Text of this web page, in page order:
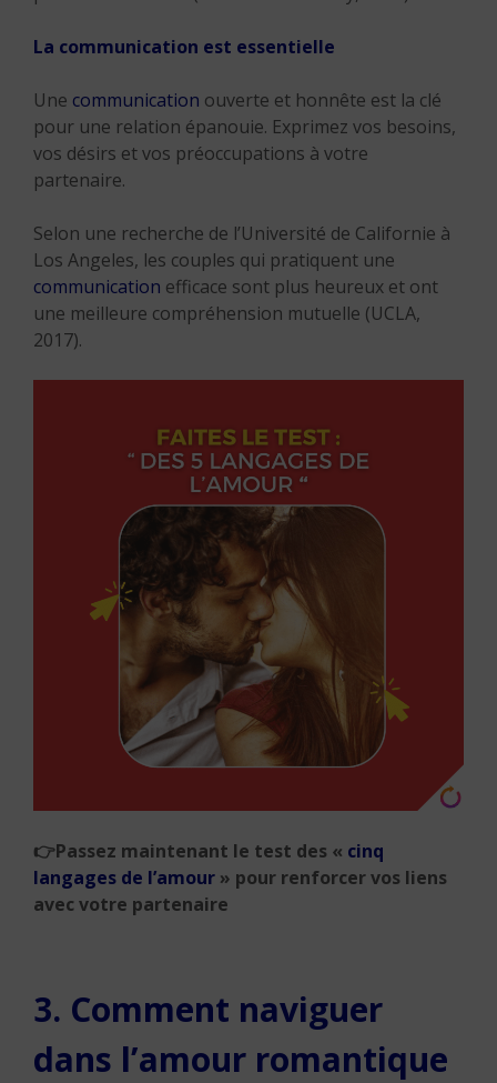
La communication est essentielle
Une communication ouverte et honnête est la clé
pour une relation épanouie. Exprimez vos besoins,
vos désirs et vos préoccupations à votre
partenaire.
Selon une recherche de l’Université de Californie à
Los Angeles, les couples qui pratiquent une
communication efficace sont plus heureux et ont
une meilleure compréhension mutuelle (UCLA,
2017).
👉Passez maintenant le test des « cinq
langages de l’amour » pour renforcer vos liens
avec votre partenaire
3. Comment naviguer
dans l’amour romantique